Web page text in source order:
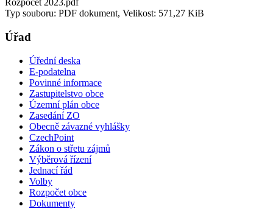
Rozpočet 2023.pdf
Typ souboru: PDF dokument, Velikost: 571,27 KiB
Úřad
Úřední deska
E-podatelna
Povinné informace
Zastupitelstvo obce
Územní plán obce
Zasedání ZO
Obecně závazné vyhlášky
CzechPoint
Zákon o střetu zájmů
Výběrová řízení
Jednací řád
Volby
Rozpočet obce
Dokumenty